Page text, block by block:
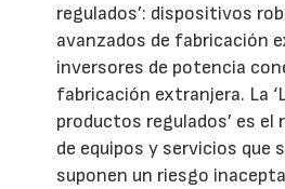
regulados’: dispositivos
avanzados de fabricación
inversores de potencia
fabricación extranjera. La
productos regulados’ es el
de equipos y servicios que
suponen un riesgo